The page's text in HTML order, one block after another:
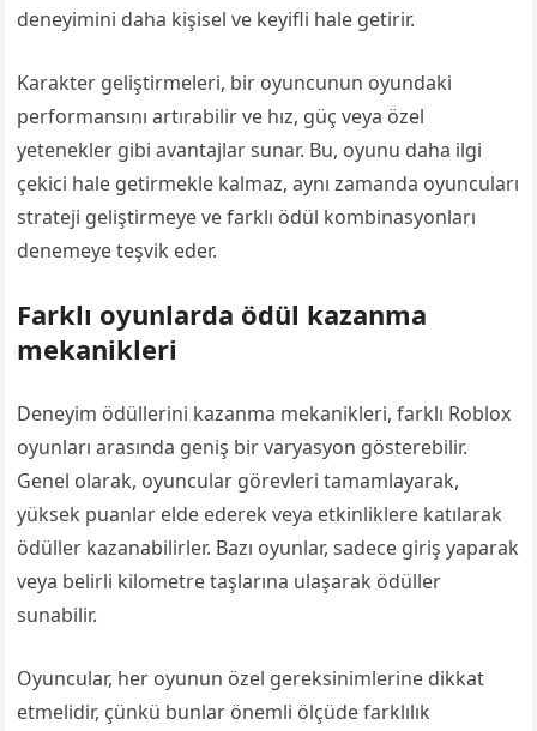
deneyimini daha kişisel ve keyifli hale getirir.
Karakter geliştirmeleri, bir oyuncunun oyundaki
performansını artırabilir ve hız, güç veya özel
yetenekler gibi avantajlar sunar. Bu, oyunu daha ilgi
çekici hale getirmekle kalmaz, aynı zamanda oyuncuları
strateji geliştirmeye ve farklı ödül kombinasyonları
denemeye teşvik eder.
Farklı oyunlarda ödül kazanma
mekanikleri
Deneyim ödüllerini kazanma mekanikleri, farklı Roblox
oyunları arasında geniş bir varyasyon gösterebilir.
Genel olarak, oyuncular görevleri tamamlayarak,
yüksek puanlar elde ederek veya etkinliklere katılarak
ödüller kazanabilirler. Bazı oyunlar, sadece giriş yaparak
veya belirli kilometre taşlarına ulaşarak ödüller
sunabilir.
Oyuncular, her oyunun özel gereksinimlerine dikkat
etmelidir, çünkü bunlar önemli ölçüde farklılık